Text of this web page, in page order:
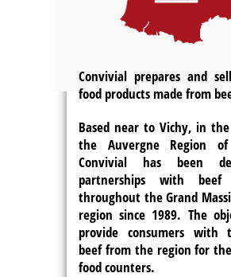
Convivial prepares and
food products made from
Based near to Vichy, in
the Auvergne Region of
Convivial has been
partnerships with beef
throughout the Grand
region since 1989. The
provide consumers with
beef from the region for
food counters.